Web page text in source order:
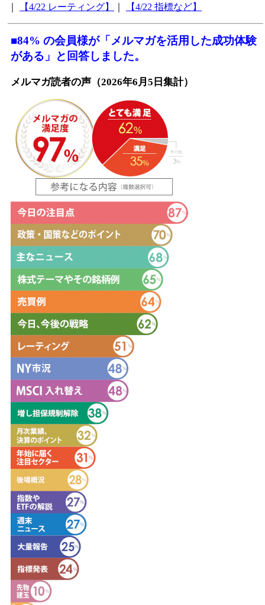
【4/22 レーティング】 【4/22 指標など】
■84% の会員様が「メルマガを活用した成功体験
がある」と回答しました。
メルマガ読者の声（2026年6月5日集計）